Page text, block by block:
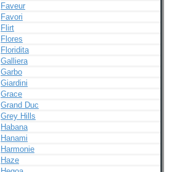
Faveur
Favori
Flirt
Flores
Floridita
Galliera
Garbo
Giardini
Grace
Grand Duc
Grey Hills
Habana
Hanami
Harmonie
Haze